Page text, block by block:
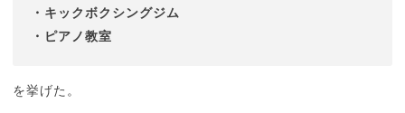
・キックボクシングジム
・ピアノ教室
を挙げた。